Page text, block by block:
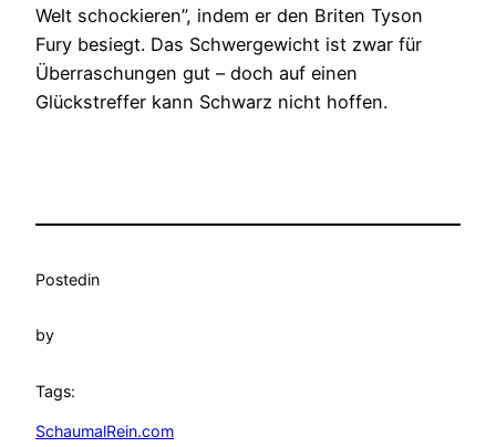
Welt schockieren”, indem er den Briten Tyson
Fury besiegt. Das Schwergewicht ist zwar für
Überraschungen gut – doch auf einen
Glückstreffer kann Schwarz nicht hoffen.
Postedin
by
Tags:
SchaumalRein.com